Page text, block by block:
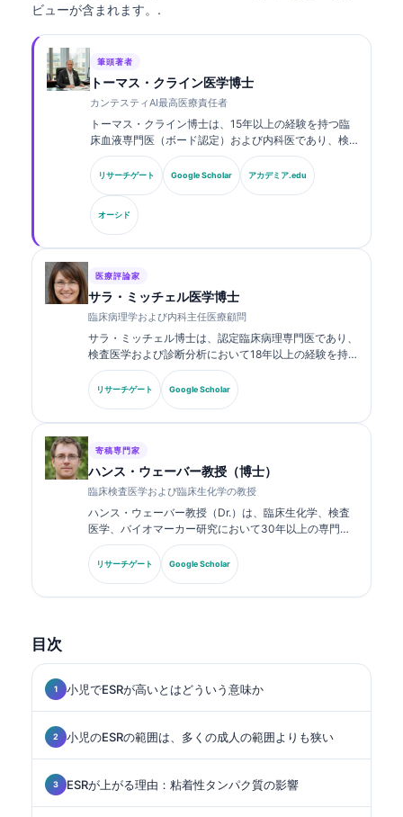
ビューが含まれます。.
筆頭著者
トーマス・クライン医学博士
カンテスティAI最高医療責任者
トーマス・クライン博士は、15年以上の経験を持つ臨
床血液専門医（ボード認定）および内科医であり、検
査医学およびAI支援による臨床解析に関する豊富な経
験を有しています。Kantesti AIにおける最高医療責任
者（CMO）として、同社の独自のニューラルネットワ
ークの医療的正確性に関する臨床的監督を行っていま
す。クライン博士は、バイオマーカーの解釈および検
査医学に関する研究・論文を幅広く発表しています。.
リサーチゲート Google Scholar アカデミア.edu
オーシド
医療評論家
サラ・ミッチェル医学博士
臨床病理学および内科主任医療顧問
サラ・ミッチェル博士は、認定臨床病理専門医であり、
検査医学および診断分析において18年以上の経験を持
ちます。臨床化学の専門資格を有し、臨床現場における
バイオマーカーパネルおよび検査分析について、幅広く
発表しています。.
リサーチゲート Google Scholar
寄稿専門家
ハンス・ウェーバー教授（博士）
臨床検査医学および臨床生化学の教授
ハンス・ウェーバー教授（Dr.）は、臨床生化学、検査
医学、バイオマーカー研究において30年以上の専門知
識を持ちます。ドイツ臨床化学会の元会長であり、診断
パネル解析、バイオマーカーの標準化、AI支援による検
査医学を専門としています。.
リサーチゲート Google Scholar
目次
小児でESRが高いとはどういう意味か
小児のESRの範囲は、多くの成人の範囲よりも狭い
ESRが上がる理由：粘着性タンパク質の影響